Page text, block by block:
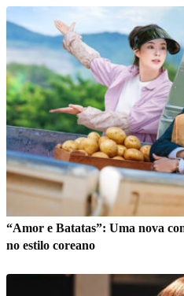
“Amor e Batatas”: Uma nova
no estilo coreano